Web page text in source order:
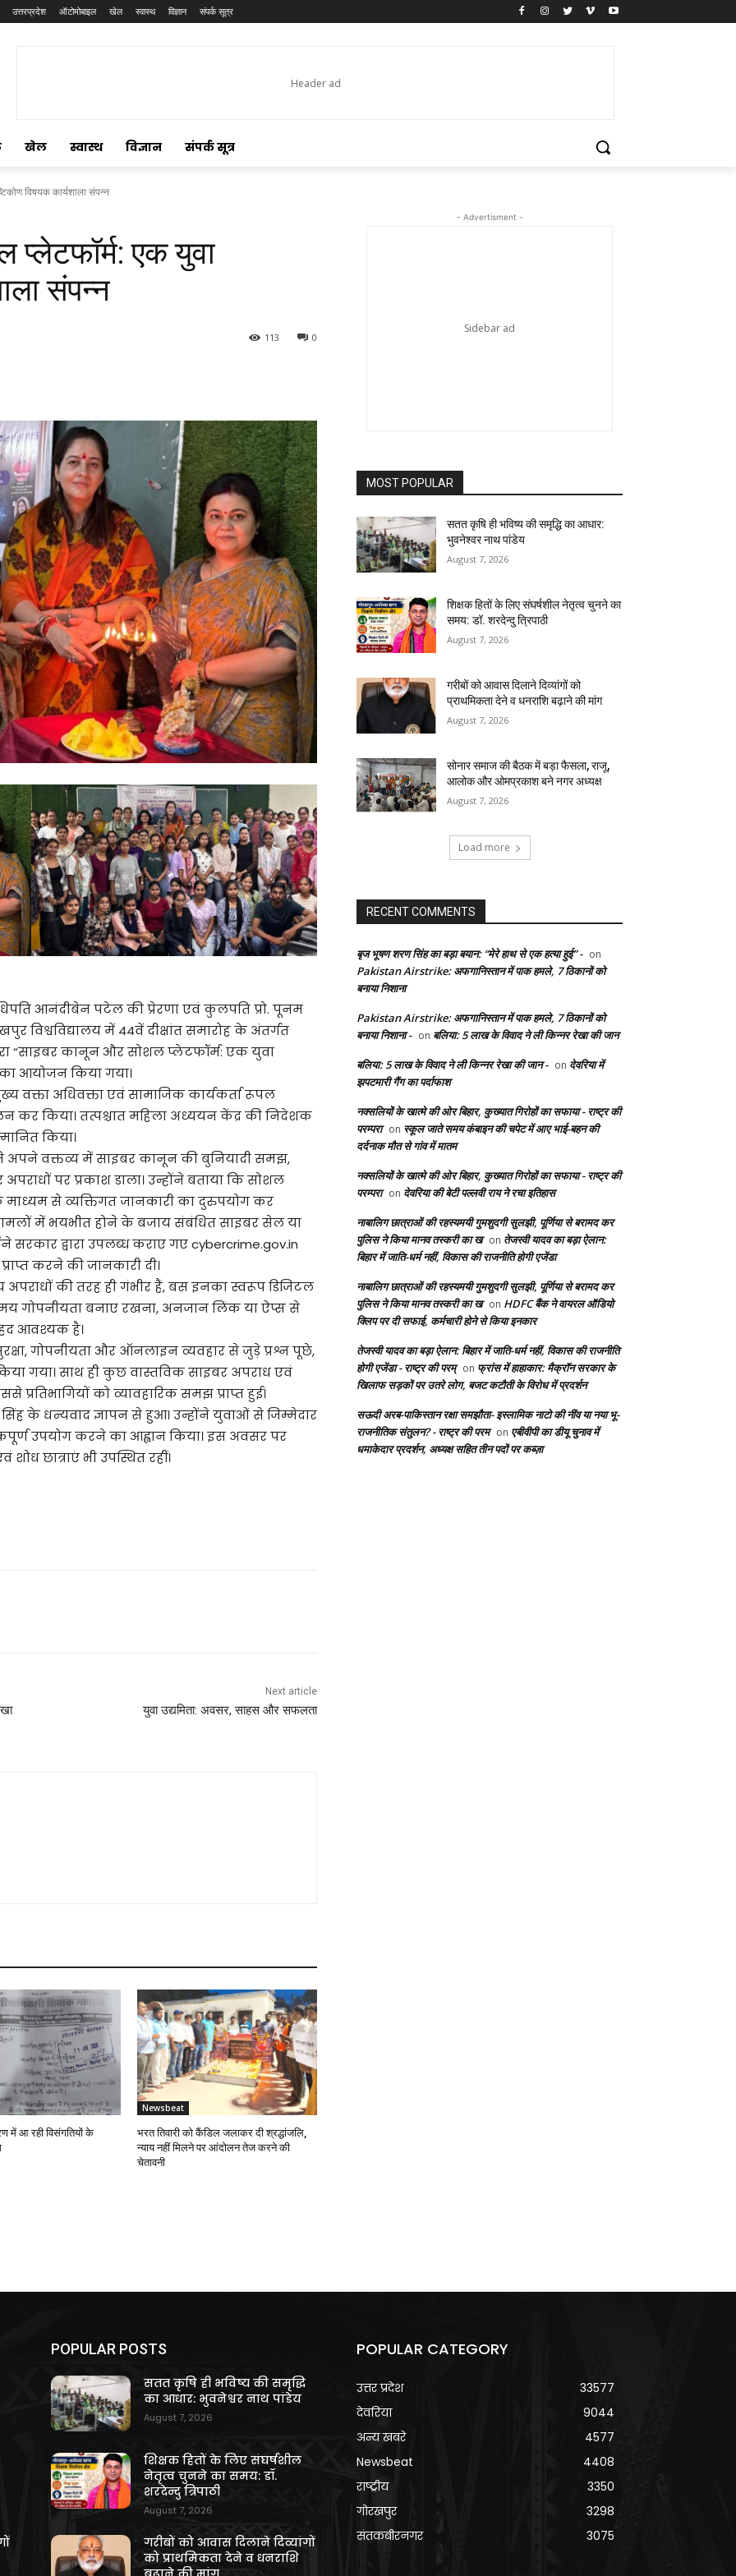
उत्तरप्रदेश ऑटोमोबाइल खेल स्वास्थ विज्ञान संपर्क सूत्र
खेल स्वास्थ विज्ञान संपर्क सूत्र
विषयक कार्यशाला संपन्न
एक युवा
संपन्न
0
113
आनंदीबेन पटेल की प्रेरणा एवं कुलपति प्रो. पूनम
विश्वविद्यालय में 44वें दीक्षांत समारोह के अंतर्गत
“साइबर कानून और सोशल प्लेटफॉर्म: एक युवा
आयोजन किया गया।
वक्ता अधिवक्ता एवं सामाजिक कार्यकर्ता रूपल
कर किया। तत्पश्चात महिला अध्ययन केंद्र की निदेशक
किया।
ने अपने वक्तव्य में साइबर कानून की बुनियादी समझ,
पर प्रकाश डाला। उन्होंने बताया कि सोशल
से व्यक्तिगत जानकारी का दुरुपयोग कर
में भयभीत होने के बजाय संबंधित साइबर सेल या
द्वारा उपलब्ध कराए गए cybercrime.gov.in
करने की जानकारी दी।
की तरह ही गंभीर हैं, बस इनका स्वरूप डिजिटल
गोपनीयता बनाए रखना, अनजान लिंक या ऐप्स से
आवश्यक है।
गोपनीयता और ऑनलाइन व्यवहार से जुड़े प्रश्न पूछे,
गया। साथ ही कुछ वास्तविक साइबर अपराध एवं
को व्यावहारिक समझ प्राप्त हुई।
सिंह के धन्यवाद ज्ञापन से हुआ। उन्होंने युवाओं से जिम्मेदार
उपयोग करने का आह्वान किया। इस अवसर पर
छात्राएं भी उपस्थित रहीं।
Next article
युवा उद्यमिता: अवसर, साहस और सफलता
में आ रही विसंगतियों के
Newsbeat
भरत तिवारी को कैंडिल जलाकर दी श्रद्धांजलि,
न्याय नहीं मिलने पर आंदोलन तेज करने की
चेतावनी
- Advertisment -
MOST POPULAR
सतत कृषि ही भविष्य की समृद्धि का आधार:
भुवनेश्वर नाथ पांडेय
August 7, 2026
शिक्षक हितों के लिए संघर्षशील नेतृत्व चुनने का
समय: डॉ. शरदेन्दु त्रिपाठी
August 7, 2026
गरीबों को आवास दिलाने दिव्यांगों को
प्राथमिकता देने व धनराशि बढ़ाने की मांग
August 7, 2026
सोनार समाज की बैठक में बड़ा फैसला, राजू,
आलोक और ओमप्रकाश बने नगर अध्यक्ष
August 7, 2026
Load more
RECENT COMMENTS
बृज भूषण शरण सिंह का बड़ा बयान: “मेरे हाथ से एक हत्या हुई” - on
Pakistan Airstrike: अफगानिस्तान में पाक हमले, 7 ठिकानों को
बनाया निशाना
Pakistan Airstrike: अफगानिस्तान में पाक हमले, 7 ठिकानों को
बनाया निशाना - on बलिया: 5 लाख के विवाद ने ली किन्नर रेखा की जान
बलिया: 5 लाख के विवाद ने ली किन्नर रेखा की जान - on देवरिया में
झपटमारी गैंग का पर्दाफाश
नक्सलियों के खात्मे की ओर बिहार, कुख्यात गिरोहों का सफाया - राष्ट्र की
परम्परा on स्कूल जाते समय कंबाइन की चपेट में आए भाई-बहन की
दर्दनाक मौत से गांव में मातम
नक्सलियों के खात्मे की ओर बिहार, कुख्यात गिरोहों का सफाया - राष्ट्र की
परम्परा on देवरिया की बेटी पल्लवी राय ने रचा इतिहास
नाबालिग छात्राओं की रहस्यमयी गुमशुदगी सुलझी, पूर्णिया से बरामद कर
पुलिस ने किया मानव तस्करी का ख on तेजस्वी यादव का बड़ा ऐलान:
बिहार में जाति-धर्म नहीं, विकास की राजनीति होगी एजेंडा
नाबालिग छात्राओं की रहस्यमयी गुमशुदगी सुलझी, पूर्णिया से बरामद कर
पुलिस ने किया मानव तस्करी का ख on HDFC बैंक ने वायरल ऑडियो
क्लिप पर दी सफाई, कर्मचारी होने से किया इनकार
तेजस्वी यादव का बड़ा ऐलान: बिहार में जाति-धर्म नहीं, विकास की राजनीति
होगी एजेंडा - राष्ट्र की परम् on फ्रांस में हाहाकार: मैक्रॉन सरकार के
खिलाफ सड़कों पर उतरे लोग, बजट कटौती के विरोध में प्रदर्शन
सऊदी अरब-पाकिस्तान रक्षा समझौता- इस्लामिक नाटो की नींव या नया भू-
राजनीतिक संतुलन? - राष्ट्र की परम on एबीवीपी का डीयू चुनाव में
धमाकेदार प्रदर्शन, अध्यक्ष सहित तीन पदों पर कब्ज़ा
POPULAR POSTS
सतत कृषि ही भविष्य की समृद्धि
का आधार: भुवनेश्वर नाथ पांडेय
August 7, 2026
शिक्षक हितों के लिए संघर्षशील
नेतृत्व चुनने का समय: डॉ.
शरदेन्दु त्रिपाठी
August 7, 2026
गरीबों को आवास दिलाने दिव्यांगों
को प्राथमिकता देने व धनराशि
POPULAR CATEGORY
उत्तर प्रदेश
33577
देवरिया
9044
अन्य खबरे
4577
Newsbeat
4408
राष्ट्रीय
3350
गोरखपुर
3298
संतकबीरनगर
3075